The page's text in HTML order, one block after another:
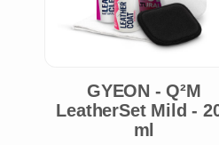
GYEON - Q²M
LeatherSet Mild -
ml